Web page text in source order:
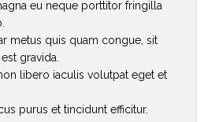
eu neque porttitor fringilla
metus quis quam congue, sit
gravida.
libero iaculis volutpat eget et
purus et tincidunt efficitur.